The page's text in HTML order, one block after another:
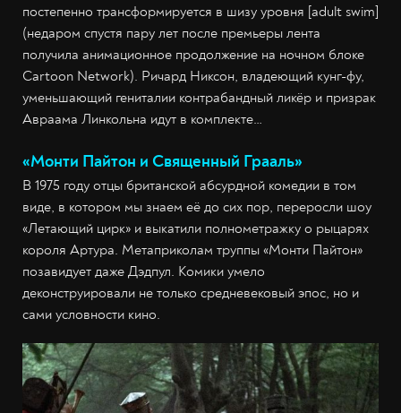
постепенно трансформируется в шизу уровня [adult swim]
(недаром спустя пару лет после премьеры лента
получила анимационное продолжение на ночном блоке
Cartoon Network). Ричард Никсон, владеющий кунг-фу,
уменьшающий гениталии контрабандный ликёр и призрак
Авраама Линкольна идут в комплекте…
«Монти Пайтон и Священный Грааль»
В 1975 году отцы британской абсурдной комедии в том
виде, в котором мы знаем её до сих пор, переросли шоу
«Летающий цирк» и выкатили полнометражку о рыцарях
короля Артура. Метаприколам труппы «Монти Пайтон»
позавидует даже Дэдпул. Комики умело
деконструировали не только средневековый эпос, но и
сами условности кино.